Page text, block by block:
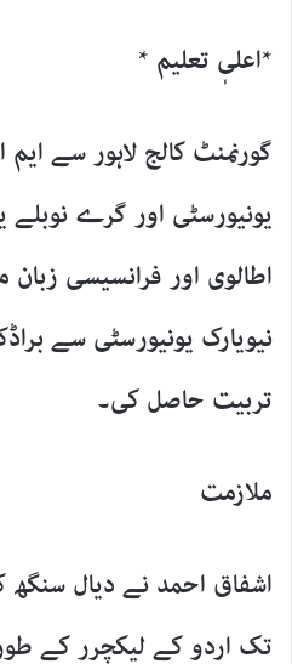
*اعلیٖ تعلیم *
گورنمنٹ کالج لاہور سے
یونیورسٹی اور گرے
اطالوی اور فرانسیسی
نیویارک یونیورسٹی سے
تربیت حاصل کی۔
ملازمت
اشفاق احمد نے ديال سنگھ
تک اردو کے لیکچرر کے طور